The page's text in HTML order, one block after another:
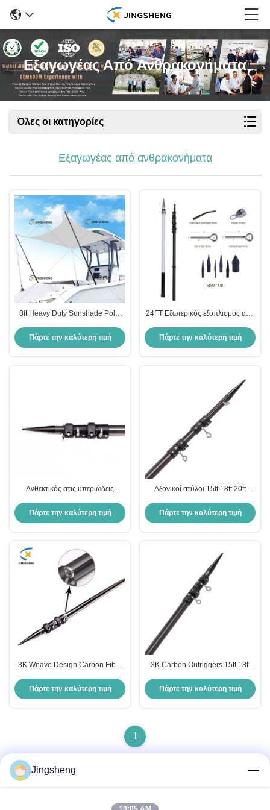
Εξαγωγέας Από Ανθρακονήματα
Όλες οι κατηγορίες
Εξαγωγέας από ανθρακονήματα
8ft Heavy Duty Sunshade Pole.
εξωτερικούς φορείς - Λάμψη
μαύρη
Πάρτε την καλύτερη τιμή
24FT Εξωτερικός εξοπλισμός από
Ελαφρύς Βάρος Υψηλής
Δυναμικότητας Ανθεκτικός στη
Πάρτε την καλύτερη τιμή
Ανθεκτικός στις υπεριώδεις
ινών άνθρακα τηλεσκοπικοί
εκτοξευτές για αλιεία κοντά στη
Πάρτε την καλύτερη τιμή
Αξονικοί στύλοι 15ft 18ft 20ft
Πάρτε την καλύτερη τιμή
3K Weave Design Carbon Fiber
διάβρωση τηλεσκοπικός outrigger
Πάρτε την καλύτερη τιμή
3K Carbon Outriggers 15ft 18ft
προς πώληση
Πάρτε την καλύτερη τιμή
1
Jingsheng